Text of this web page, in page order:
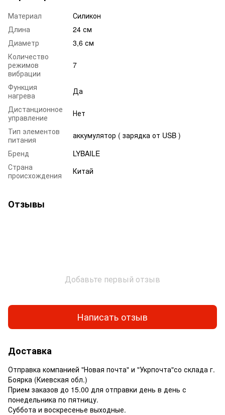
Материал
Силикон
Длина
24 см
Диаметр
3,6 см
Количество
режимов
вибрации
7
Функция
нагрева
Да
Дистанционное
управление
Нет
Тип элементов
питания
аккумулятор ( зарядка от USB )
Бренд
LYBAILE
Страна
происхождения
Китай
Отзывы
Добавьте первый отзыв
Написать отзыв
Доставка
Отправка компанией "Новая почта" и "Укрпочта"со склада г.
Боярка (Киевская обл.)
Прием заказов до 15.00 для отправки день в день с
понедельника по пятницу.
Суббота и воскресенье выходные.